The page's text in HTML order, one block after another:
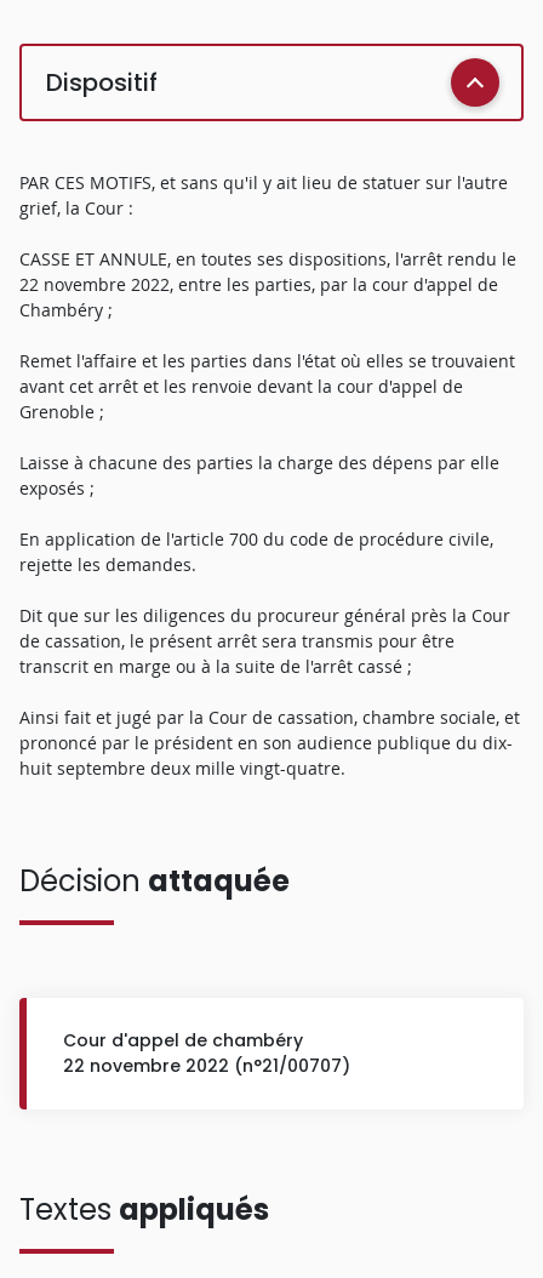
Dispositif
PAR CES MOTIFS, et sans qu'il y ait lieu de statuer sur l'autre
grief, la Cour :
CASSE ET ANNULE, en toutes ses dispositions, l'arrêt rendu le
22 novembre 2022, entre les parties, par la cour d'appel de
Chambéry ;
Remet l'affaire et les parties dans l'état où elles se trouvaient
avant cet arrêt et les renvoie devant la cour d'appel de
Grenoble ;
Laisse à chacune des parties la charge des dépens par elle
exposés ;
En application de l'article 700 du code de procédure civile,
rejette les demandes.
Dit que sur les diligences du procureur général près la Cour
de cassation, le présent arrêt sera transmis pour être
transcrit en marge ou à la suite de l'arrêt cassé ;
Ainsi fait et jugé par la Cour de cassation, chambre sociale, et
prononcé par le président en son audience publique du dix-
huit septembre deux mille vingt-quatre.
Décision attaquée
Cour d'appel de chambéry
22 novembre 2022 (n°21/00707)
Textes appliqués